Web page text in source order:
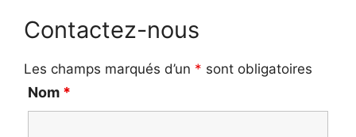
Contactez-nous
Les champs marqués d’un * sont obligatoires
Nom *